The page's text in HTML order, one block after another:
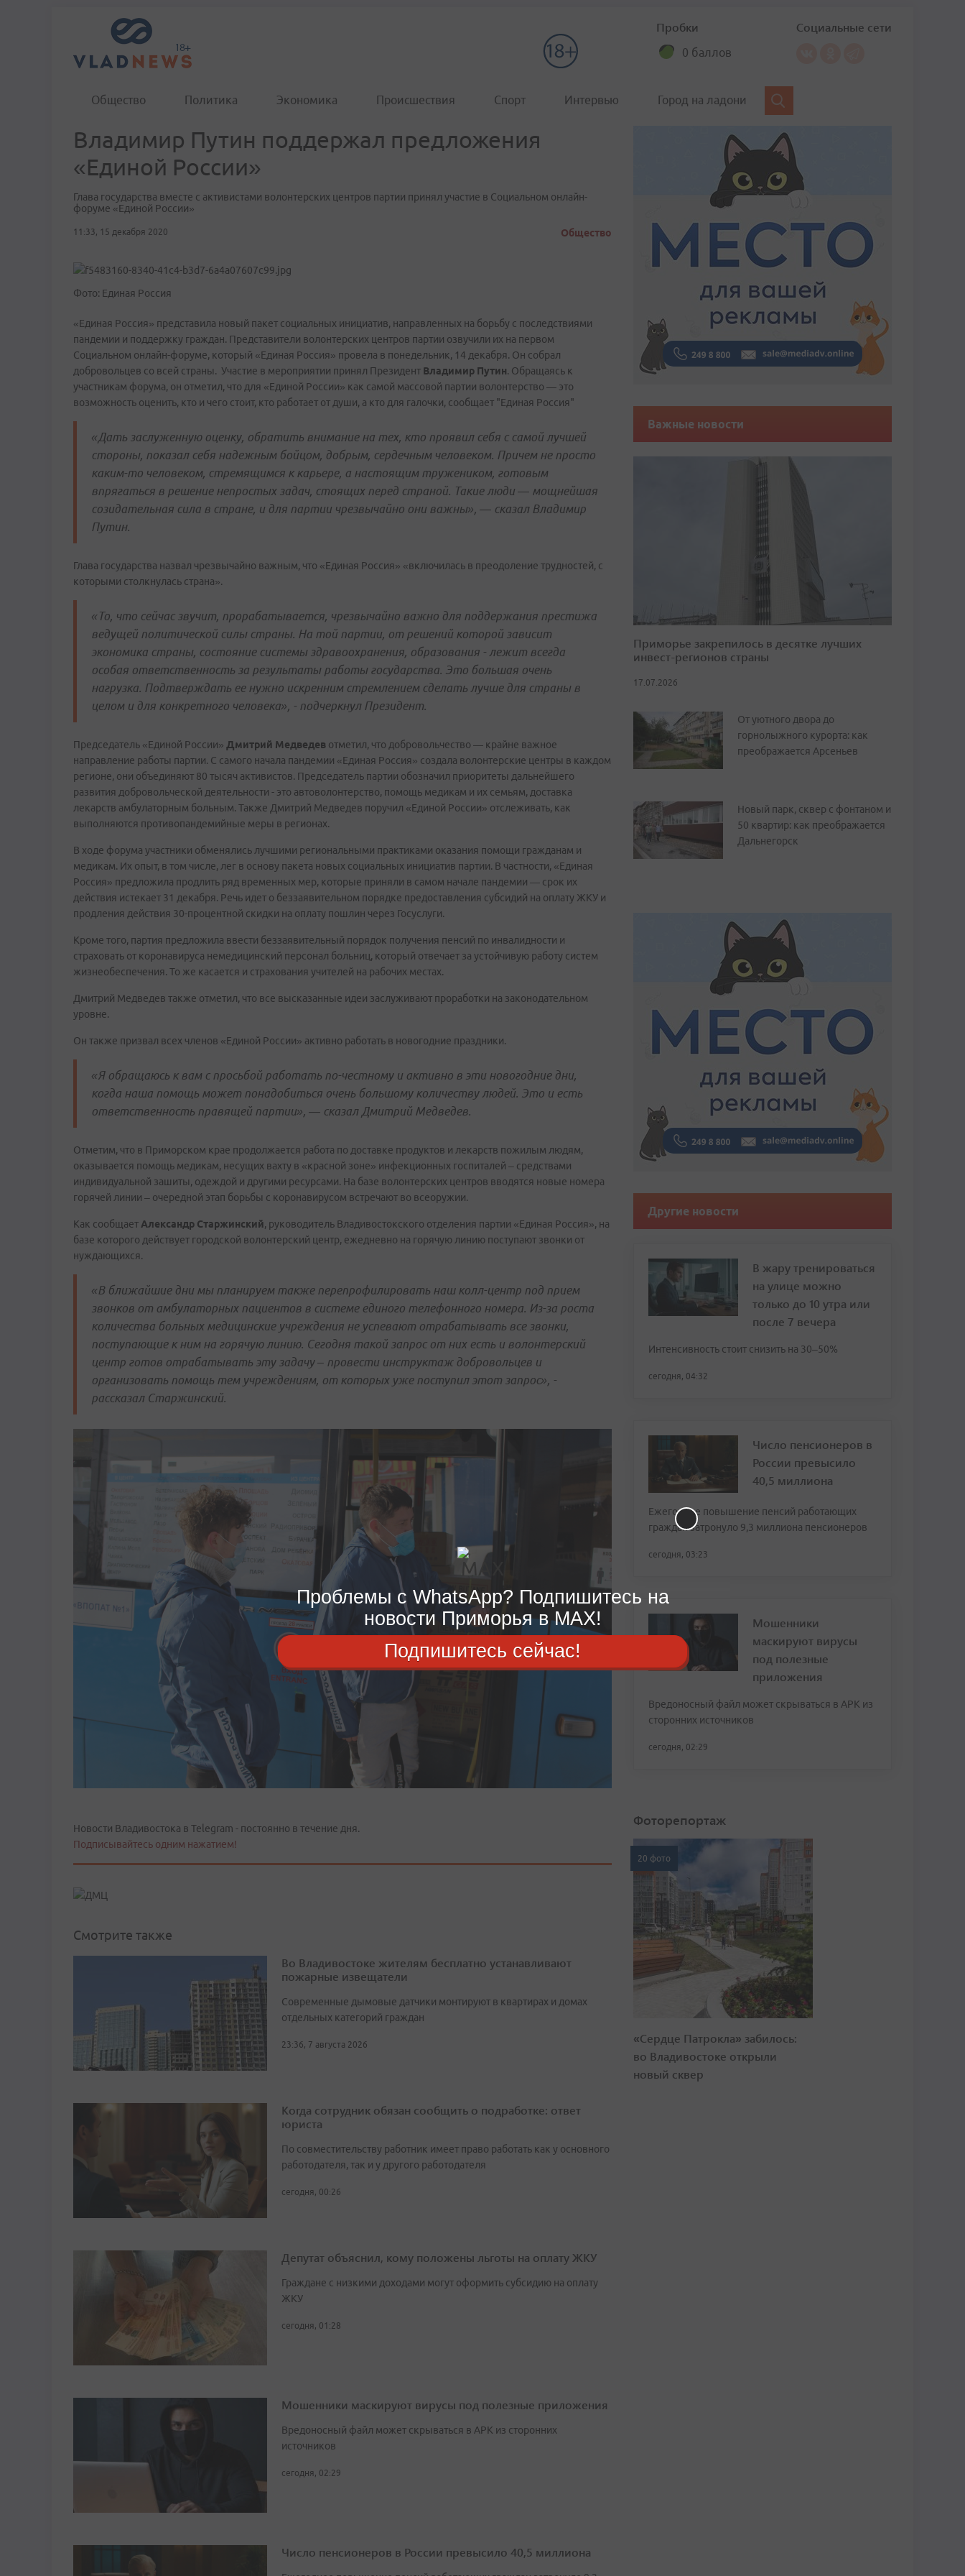
Пробки
0 баллов
Социальные сети
Общество Политика Экономика Происшествия Спорт Интервью Город на ладони
Владимир Путин поддержал предложения
«Единой России»
Глава государства вместе с активистами волонтерских центров партии принял участие в Социальном онлайн-
форуме «Единой России»
11:33, 15 декабря 2020 Общество
Фото: Единая Россия
«Единая Россия» представила новый пакет социальных инициатив, направленных на борьбу с последствиями
пандемии и поддержку граждан. Представители волонтерских центров партии озвучили их на первом
Социальном онлайн-форуме, который «Единая Россия» провела в понедельник, 14 декабря. Он собрал
добровольцев со всей страны. Участие в мероприятии принял Президент Владимир Путин. Обращаясь к
участникам форума, он отметил, что для «Единой России» как самой массовой партии волонтерство — это
возможность оценить, кто и чего стоит, кто работает от души, а кто для галочки, сообщает "Единая Россия"
«Дать заслуженную оценку, обратить внимание на тех, кто проявил себя с самой лучшей
стороны, показал себя надежным бойцом, добрым, сердечным человеком. Причем не просто
каким-то человеком, стремящимся к карьере, а настоящим тружеником, готовым
впрягаться в решение непростых задач, стоящих перед страной. Такие люди — мощнейшая
созидательная сила в стране, и для партии чрезвычайно они важны», — сказал Владимир
Путин.
Глава государства назвал чрезвычайно важным, что «Единая Россия» «включилась в преодоление трудностей, с
которыми столкнулась страна».
«То, что сейчас звучит, прорабатывается, чрезвычайно важно для поддержания престижа
ведущей политической силы страны. На той партии, от решений которой зависит
экономика страны, состояние системы здравоохранения, образования - лежит всегда
особая ответственность за результаты работы государства. Это большая очень
нагрузка. Подтверждать ее нужно искренним стремлением сделать лучше для страны в
целом и для конкретного человека», - подчеркнул Президент.
Председатель «Единой России» Дмитрий Медведев отметил, что добровольчество — крайне важное
направление работы партии. С самого начала пандемии «Единая Россия» создала волонтерские центры в каждом
регионе, они объединяют 80 тысяч активистов. Председатель партии обозначил приоритеты дальнейшего
развития добровольческой деятельности - это автоволонтерство, помощь медикам и их семьям, доставка
лекарств амбулаторным больным. Также Дмитрий Медведев поручил «Единой России» отслеживать, как
выполняются противопандемийные меры в регионах.
В ходе форума участники обменялись лучшими региональными практиками оказания помощи гражданам и
медикам. Их опыт, в том числе, лег в основу пакета новых социальных инициатив партии. В частности, «Единая
Россия» предложила продлить ряд временных мер, которые приняли в самом начале пандемии — срок их
действия истекает 31 декабря. Речь идет о беззаявительном порядке предоставления субсидий на оплату ЖКУ и
продления действия 30-процентной скидки на оплату пошлин через Госуслуги.
Кроме того, партия предложила ввести беззаявительный порядок получения пенсий по инвалидности и
страховать от коронавируса немедицинский персонал больниц, который отвечает за устойчивую работу систем
жизнеобеспечения. То же касается и страхования учителей на рабочих местах.
Дмитрий Медведев также отметил, что все высказанные идеи заслуживают проработки на законодательном
уровне.
Он также призвал всех членов «Единой России» активно работать в новогодние праздники.
«Я обращаюсь к вам с просьбой работать по-честному и активно в эти новогодние дни,
когда наша помощь может понадобиться очень большому количеству людей. Это и есть
ответственность правящей партии», — сказал Дмитрий Медведев.
Отметим, что в Приморском крае продолжается работа по доставке продуктов и лекарств пожилым людям,
оказывается помощь медикам, несущих вахту в «красной зоне» инфекционных госпиталей – средствами
индивидуальной зашиты, одеждой и другими ресурсами. На базе волонтерских центров вводятся новые номера
горячей линии – очередной этап борьбы с коронавирусом встречают во всеоружии.
Как сообщает Александр Старжинский, руководитель Владивостокского отделения партии «Единая Россия», на
базе которого действует городской волонтерский центр, ежедневно на горячую линию поступают звонки от
нуждающихся.
«В ближайшие дни мы планируем также перепрофилировать наш колл-центр под прием
звонков от амбулаторных пациентов в системе единого телефонного номера. Из-за роста
количества больных медицинские учреждения не успевают отрабатывать все звонки,
поступающие к ним на горячую линию. Сегодня такой запрос от них есть и волонтерский
центр готов отрабатывать эту задачу – провести инструктаж добровольцев и
организовать помощь тем учреждениям, от которых уже поступил этот запрос», -
рассказал Старжинский.
Новости Владивостока в Telegram - постоянно в течение дня.
Подписывайтесь одним нажатием!
Смотрите также
Во Владивостоке жителям бесплатно устанавливают
пожарные извещатели
Современные дымовые датчики монтируют в квартирах и домах
отдельных категорий граждан
23:36, 7 августа 2026
Когда сотрудник обязан сообщить о подработке: ответ
юриста
По совместительству работник имеет право работать как у основного
работодателя, так и у другого работодателя
сегодня, 00:26
Депутат объяснил, кому положены льготы на оплату ЖКУ
Граждане с низкими доходами могут оформить субсидию на оплату
ЖКУ
сегодня, 01:28
Мошенники маскируют вирусы под полезные приложения
Вредоносный файл может скрываться в APK из сторонних
источников
сегодня, 02:29
Число пенсионеров в России превысило 40,5 миллиона
Важные новости
Приморье закрепилось в десятке лучших
инвест-регионов страны
17.07.2026
От уютного двора до
горнолыжного курорта: как
преображается Арсеньев
Новый парк, сквер с фонтаном и
50 квартир: как преображается
Дальнегорск
Другие новости
В жару тренироваться
на улице можно
только до 10 утра или
после 7 вечера
Интенсивность стоит снизить на 30–50%
сегодня, 04:32
Число пенсионеров в
России превысило
40,5 миллиона
Ежегодное повышение пенсий работающих
граждан затронуло 9,3 миллиона пенсионеров
сегодня, 03:23
Мошенники
маскируют вирусы
под полезные
приложения
Вредоносный файл может скрываться в APK из
сторонних источников
сегодня, 02:29
Фоторепортаж
20 фото
«Сердце Патрокла» забилось:
во Владивостоке открыли
новый сквер
Проблемы с WhatsApp? Подпишитесь на
новости Приморья в MAX!
Подпишитесь сейчас!